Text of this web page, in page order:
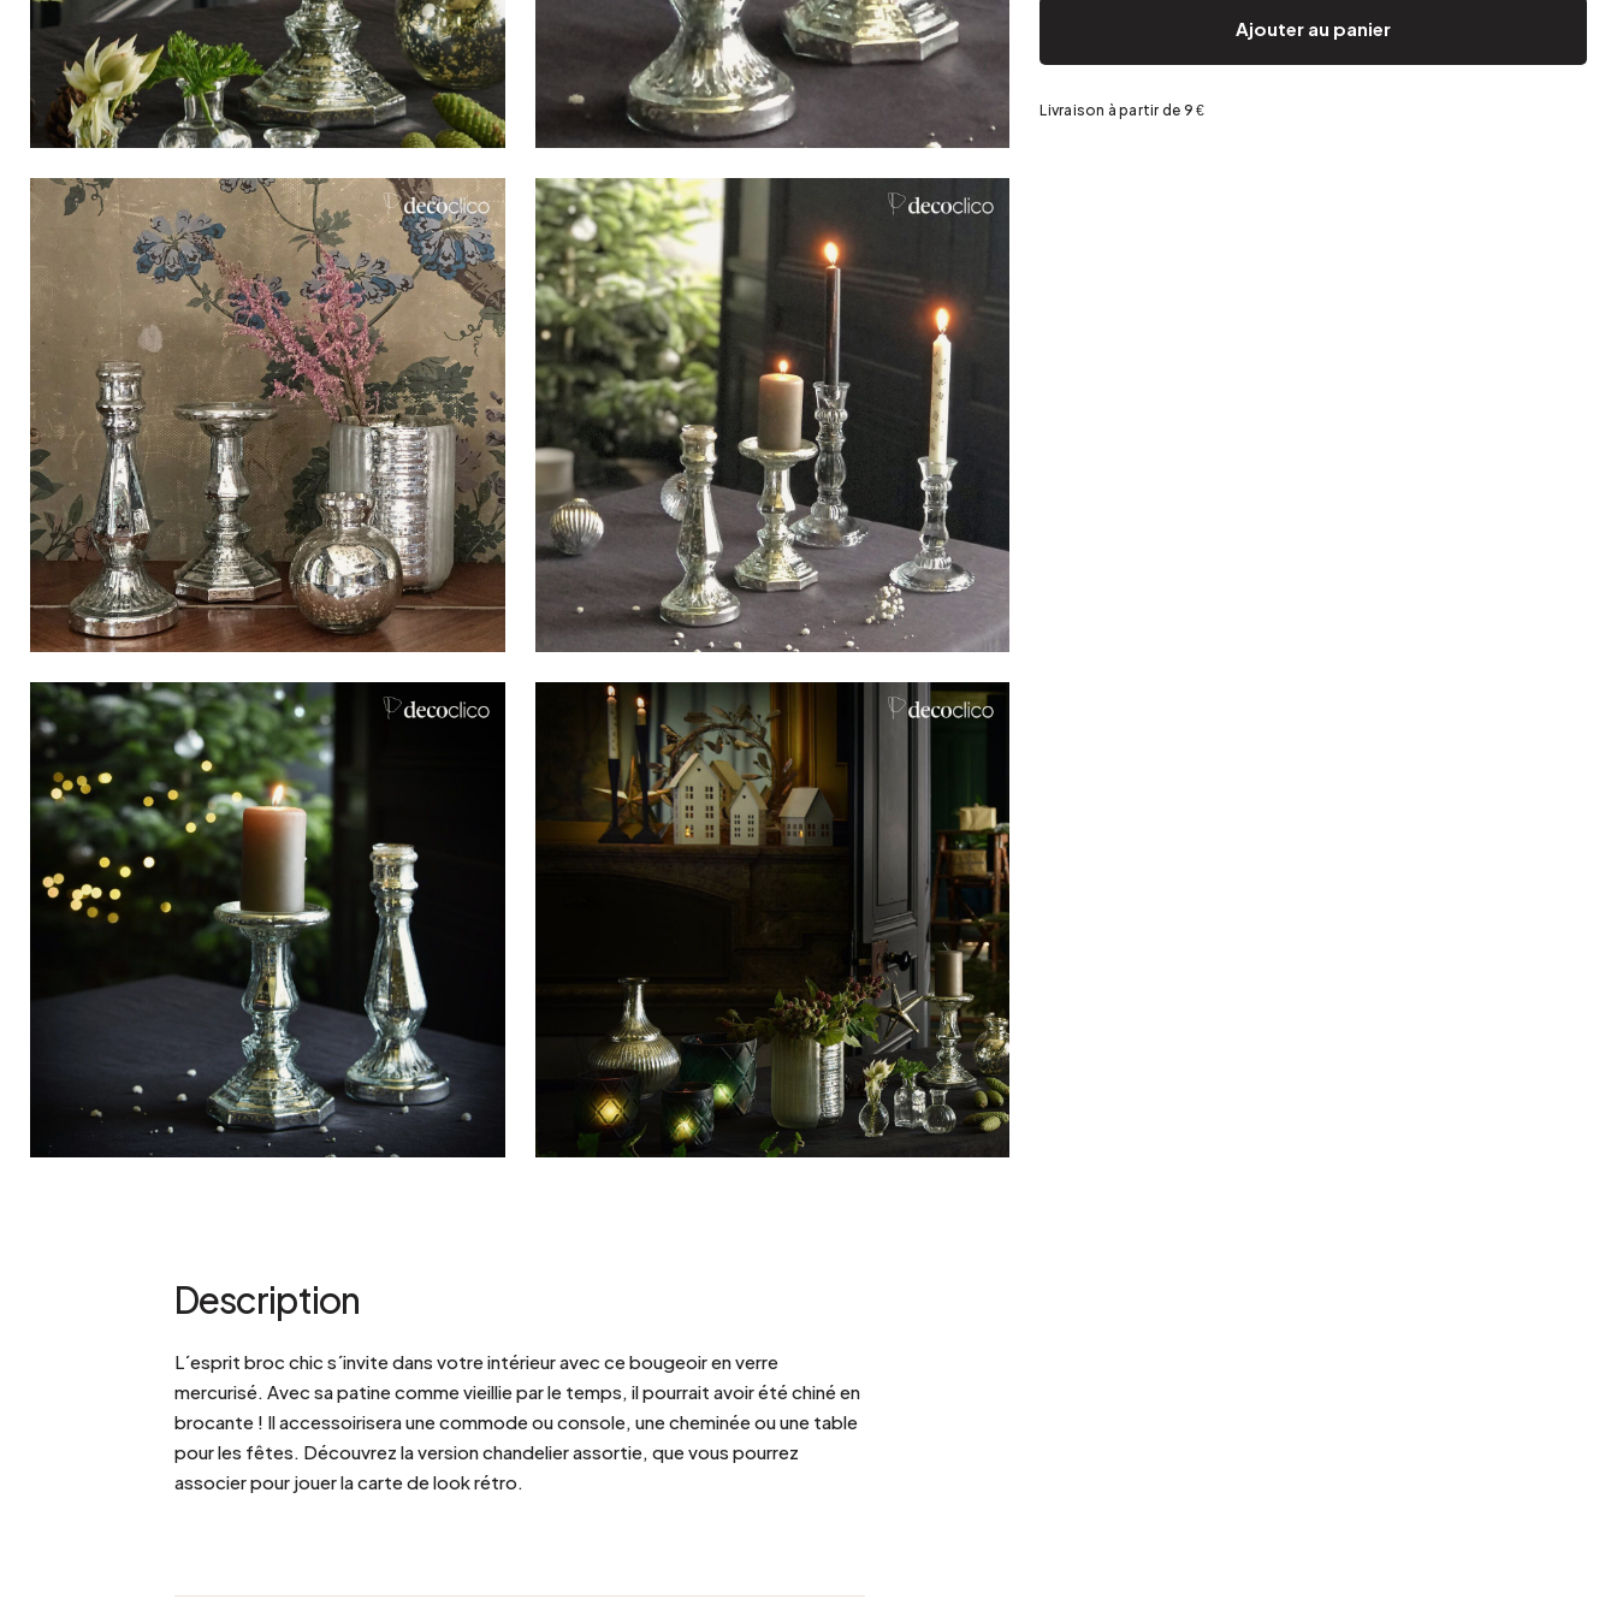
Bistrot
Bord de mer
Brocante
Contemporain
Esprit Haussmannien
Grand hôtel
Naturel
Velours
Bois blond
Papier mâché
Verre
Zinc et galva
Argenté
Ajouter au panier
Livraison à partir de 9 €
Description
L´esprit broc chic s´invite dans votre intérieur avec ce bougeoir en verre
mercurisé. Avec sa patine comme vieillie par le temps, il pourrait avoir été chiné en
brocante ! Il accessoirisera une commode ou console, une cheminée ou une table
pour les fêtes. Découvrez la version chandelier assortie, que vous pourrez
associer pour jouer la carte de look rétro.